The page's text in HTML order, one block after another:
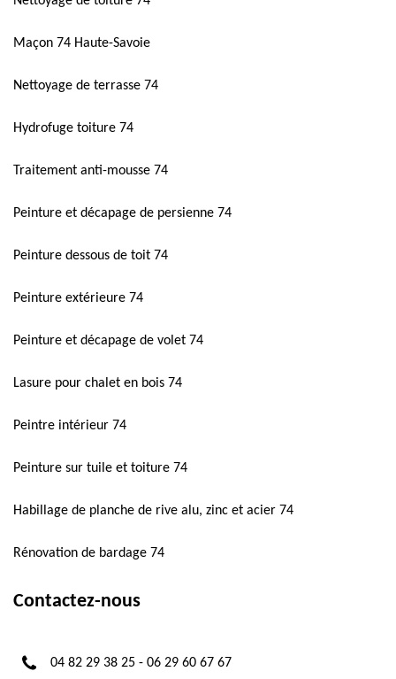
Maçon 74 Haute-Savoie
Nettoyage de terrasse 74
Hydrofuge toiture 74
Traitement anti-mousse 74
Peinture et décapage de persienne 74
Peinture dessous de toit 74
Peinture extérieure 74
Peinture et décapage de volet 74
Lasure pour chalet en bois 74
Peintre intérieur 74
Peinture sur tuile et toiture 74
Habillage de planche de rive alu, zinc et acier 74
Rénovation de bardage 74
Contactez-nous
04 82 29 38 25 - 06 29 60 67 67